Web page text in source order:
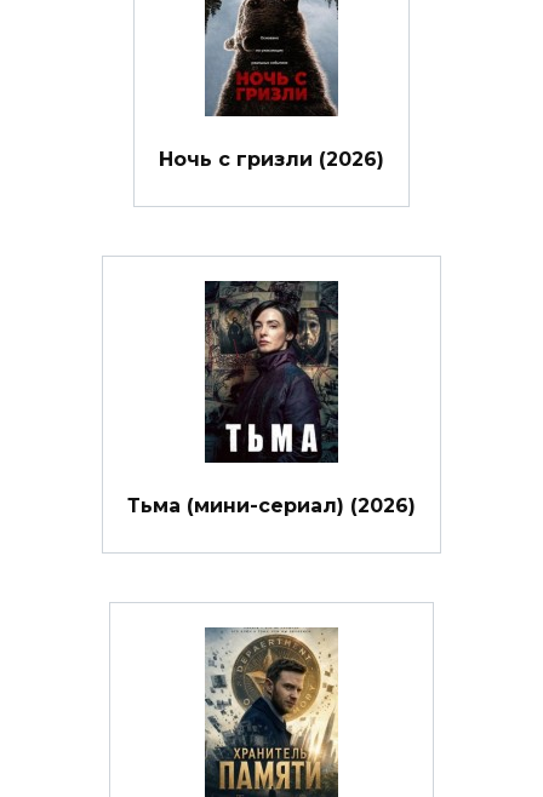
Ночь с гризли (2026)
Тьма (мини-сериал) (2026)